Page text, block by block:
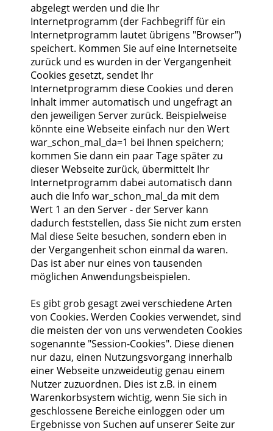
abgelegt werden und die Ihr
Internetprogramm (der Fachbegriff für ein
Internetprogramm lautet übrigens "Browser")
speichert. Kommen Sie auf eine Internetseite
zurück und es wurden in der Vergangenheit
Cookies gesetzt, sendet Ihr
Internetprogramm diese Cookies und deren
Inhalt immer automatisch und ungefragt an
den jeweiligen Server zurück. Beispielweise
könnte eine Webseite einfach nur den Wert
war_schon_mal_da=1 bei Ihnen speichern;
kommen Sie dann ein paar Tage später zu
dieser Webseite zurück, übermittelt Ihr
Internetprogramm dabei automatisch dann
auch die Info war_schon_mal_da mit dem
Wert 1 an den Server - der Server kann
dadurch feststellen, dass Sie nicht zum ersten
Mal diese Seite besuchen, sondern eben in
der Vergangenheit schon einmal da waren.
Das ist aber nur eines von tausenden
möglichen Anwendungsbeispielen.
Es gibt grob gesagt zwei verschiedene Arten
von Cookies. Werden Cookies verwendet, sind
die meisten der von uns verwendeten Cookies
sogenannte "Session-Cookies". Diese dienen
nur dazu, einen Nutzungsvorgang innerhalb
einer Webseite unzweideutig genau einem
Nutzer zuzuordnen. Dies ist z.B. in einem
Warenkorbsystem wichtig, wenn Sie sich in
geschlossene Bereiche einloggen oder um
Ergebnisse von Suchen auf unserer Seite zur